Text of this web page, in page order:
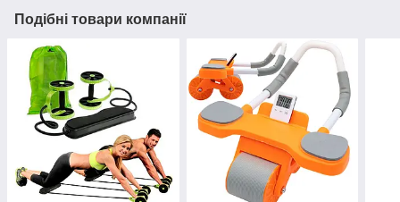
Подібні товари компанії